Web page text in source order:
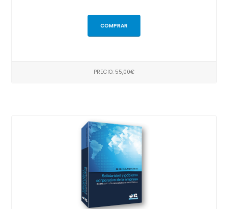
COMPRAR
PRECIO: 55,00€